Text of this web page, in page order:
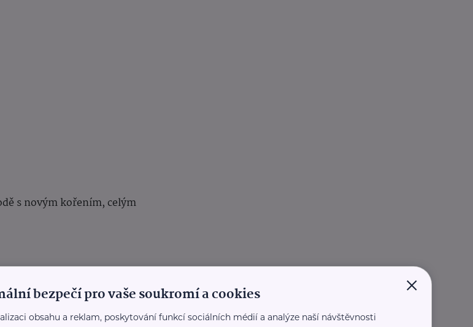
s novým kořením, celým
ponecháme stranou.
pokrájenou cibulku.
×
bezpečí pro vaše soukromí a cookies
obsahu a reklam, poskytování funkcí sociálních médií a analýze naší návštěvnosti